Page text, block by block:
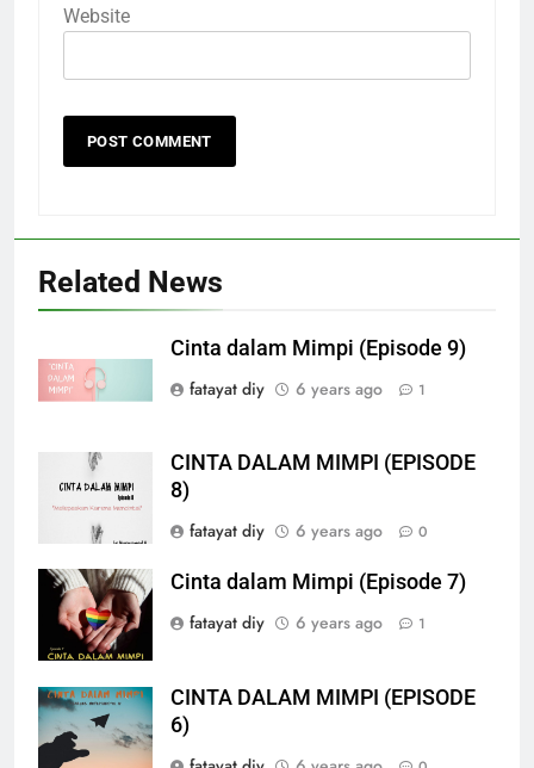
Website
Related News
Cinta dalam Mimpi (Episode 9)
fatayat diy
6 years ago 1
CINTA DALAM MIMPI (EPISODE
8)
fatayat diy
6 years ago 0
Cinta dalam Mimpi (Episode 7)
fatayat diy
6 years ago 1
CINTA DALAM MIMPI (EPISODE
6)